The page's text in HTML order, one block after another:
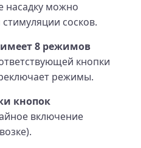
насадку можно
сосков.
8 режимов
кнопки
режимы.
кнопок
включение